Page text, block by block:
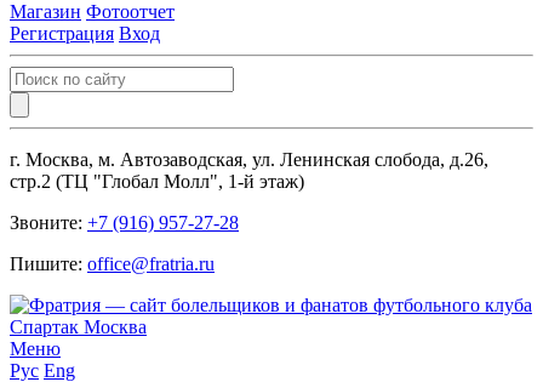
Магазин Фотоотчет
Регистрация Вход
г. Москва, м. Автозаводская, ул. Ленинская слобода, д.26,
стр.2 (ТЦ "Глобал Молл", 1-й этаж)
Звоните: +7 (916) 957-27-28
Пишите: office@fratria.ru
Меню
Рус Eng